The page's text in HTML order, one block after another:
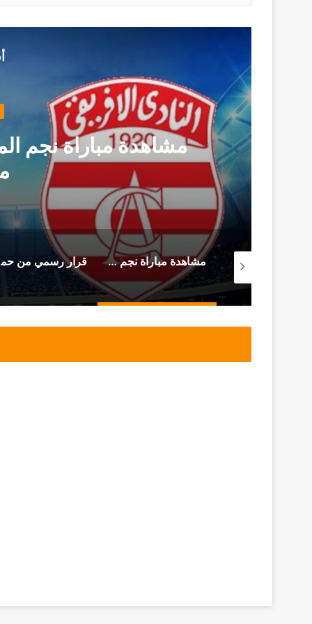
مشاهدة مباراة نجم
مشاهدة مباراة نجم المتلوي و النادي الإفريقي (بث مباشر)